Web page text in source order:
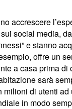
accrescere
social media,
e stanno
offre un
a casa prima
sarà
di utenti
in modo